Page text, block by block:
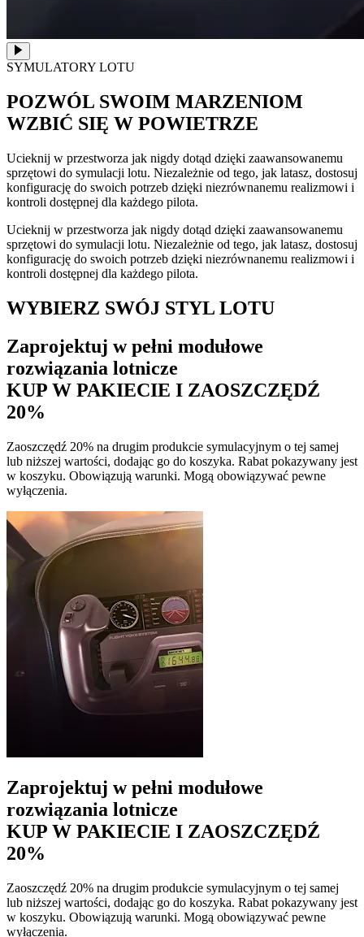
SYMULATORY LOTU
POZWÓL SWOIM MARZENIOM
WZBIĆ SIĘ W POWIETRZE
Ucieknij w przestworza jak nigdy dotąd dzięki zaawansowanemu
sprzętowi do symulacji lotu. Niezależnie od tego, jak latasz, dostosuj
konfigurację do swoich potrzeb dzięki niezrównanemu realizmowi i
kontroli dostępnej dla każdego pilota.
Ucieknij w przestworza jak nigdy dotąd dzięki zaawansowanemu
sprzętowi do symulacji lotu. Niezależnie od tego, jak latasz, dostosuj
konfigurację do swoich potrzeb dzięki niezrównanemu realizmowi i
kontroli dostępnej dla każdego pilota.
WYBIERZ SWÓJ STYL LOTU
Zaprojektuj w pełni modułowe
rozwiązania lotnicze
KUP W PAKIECIE I ZAOSZCZĘDŹ
20%
Zaoszczędź 20% na drugim produkcie symulacyjnym o tej samej
lub niższej wartości, dodając go do koszyka. Rabat pokazywany jest
w koszyku. Obowiązują warunki. Mogą obowiązywać pewne
wyłączenia.
Zaprojektuj w pełni modułowe
rozwiązania lotnicze
KUP W PAKIECIE I ZAOSZCZĘDŹ
20%
Zaoszczędź 20% na drugim produkcie symulacyjnym o tej samej
lub niższej wartości, dodając go do koszyka. Rabat pokazywany jest
w koszyku. Obowiązują warunki. Mogą obowiązywać pewne
wyłączenia.